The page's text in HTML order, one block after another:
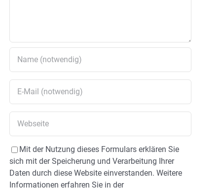
Mit der Nutzung dieses Formulars erklären Sie
sich mit der Speicherung und Verarbeitung Ihrer
Daten durch diese Website einverstanden. Weitere
Informationen erfahren Sie in der